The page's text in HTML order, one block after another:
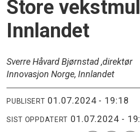
Store
Innlandet
Sverre Håvard Bjørnstad ,direktør
Innovasjon Norge, Innlandet
PUBLISERT 01.07.2024 - 19:18
SIST OPPDATERT 01.07.2024 -